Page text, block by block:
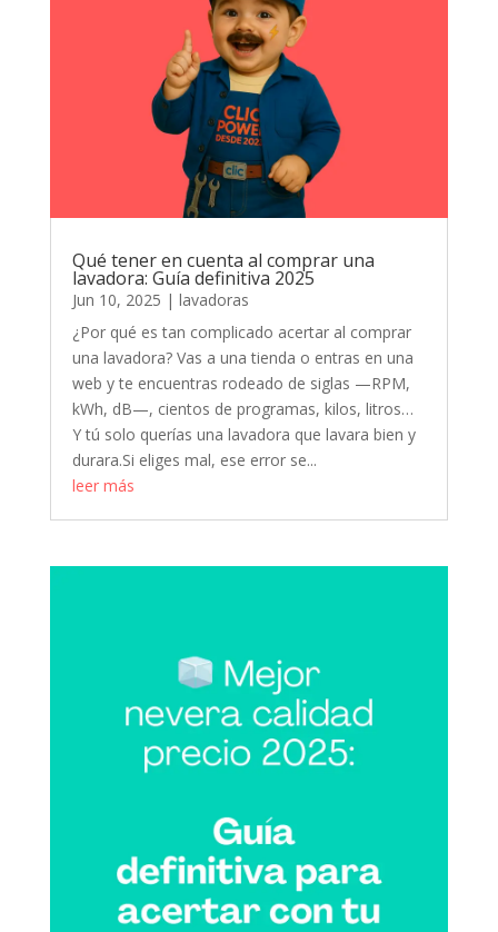
Qué tener en cuenta al comprar una
lavadora: Guía definitiva 2025
Jun 10, 2025 | lavadoras
¿Por qué es tan complicado acertar al comprar
una lavadora? Vas a una tienda o entras en una
web y te encuentras rodeado de siglas —RPM,
kWh, dB—, cientos de programas, kilos, litros…
Y tú solo querías una lavadora que lavara bien y
durara.Si eliges mal, ese error se...
leer más